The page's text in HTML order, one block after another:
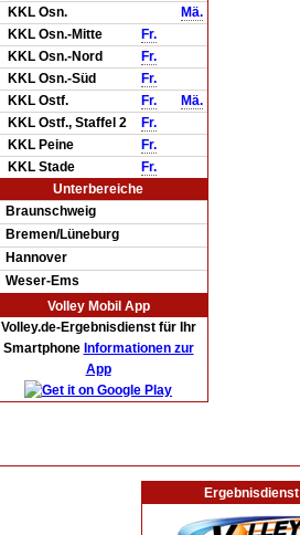
KKL Osn.
Mä.
KKL Osn.-Mitte
Fr.
KKL Osn.-Nord
Fr.
KKL Osn.-Süd
Fr.
KKL Ostf.
Fr.
Mä.
KKL Ostf., Staffel 2
Fr.
KKL Peine
Fr.
KKL Stade
Fr.
Unterbereiche
Braunschweig
Bremen/Lüneburg
Hannover
Weser-Ems
Volley Mobil App
Volley.de-Ergebnisdienst für Ihr
Smartphone Informationen zur
App
Ergebnisdienst